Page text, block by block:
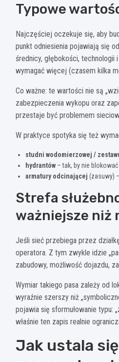
Typowe
Najczęściej oczekuje się, aby
punkt odniesienia pojawiają się
średnicy, głębokości,
wymagać więcej (czasem kilka
Co ważne: te wartości nie są
zabezpieczenia wykopu oraz
przestaje być problemem
W praktyce spotyka się też
studni wodomierzowej /
hydrantów – tak, by nie
armatury odcinającej (zasuwy)
Strefa
ważniejsze niż
Jeśli sieć przebiega przez
operatora. Z tym zwykle idzie
zabudowy, możliwość dojazdu,
Wymiar takiego pasa zależy od
wyraźnie szerszy niż
pojawia się sformułowanie typu:
właśnie ten zapis realnie
Jak ustala